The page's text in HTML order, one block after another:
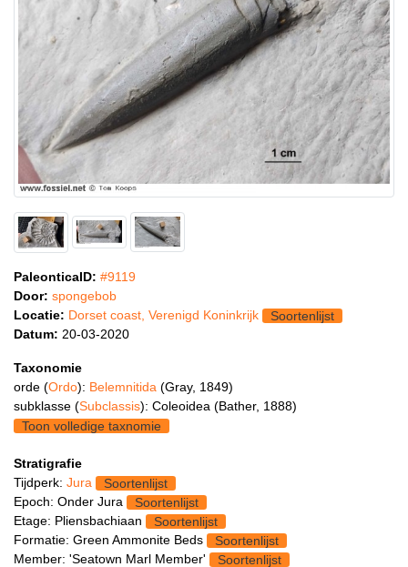
PaleonticaID: #9119
Door: spongebob
Locatie: Dorset coast, Verenigd Koninkrijk
Soortenlijst
Datum: 20-03-2020
Taxonomie
orde (Ordo): Belemnitida (Gray, 1849)
subklasse (Subclassis): Coleoidea (Bather, 1888)
Toon volledige taxnomie
Stratigrafie
Tijdperk: Jura
Soortenlijst
Epoch: Onder Jura
Soortenlijst
Etage: Pliensbachiaan
Soortenlijst
Formatie: Green Ammonite Beds
Soortenlijst
Member: 'Seatown Marl Member'
Soortenlijst